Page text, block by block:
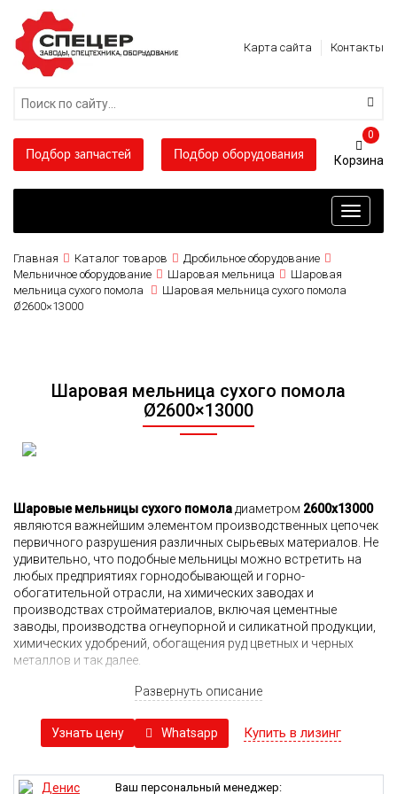
Карта сайта Контакты
Подбор запчастей Подбор оборудования
0
Toggle
Главная Каталог товаров
Дробильное оборудование
Мельничное оборудование
Шаровая мельница
Шаровая
мельница сухого помола
Шаровая мельница сухого помола
Ø2600×13000
Шаровая мельница сухого помола
Ø2600×13000
Шаровые мельницы сухого помола диаметром 2600х13000
являются важнейшим элементом производственных цепочек
первичного разрушения различных сырьевых материалов. Не
удивительно, что подобные мельницы можно встретить на
любых предприятиях горнодобывающей и горно-
обогатительной отрасли, на химических заводах и
производствах стройматериалов, включая цементные
заводы, производства огнеупорной и силикатной продукции,
химических удобрений, обогащения руд цветных и черных
металлов и так далее.
Мельницы сухого помола произведены с использованием
запчастей европейских производителей и ведущих китайских
брендов. В зависимости от задач, стоящих перед
предприятием, есть возможность подобрать мельницу
соответствующей производительности, принимая в расчет
другие параметры.
Развернуть описание
Узнать цену Whatsapp Купить в лизинг
Ваш персональный менеджер: